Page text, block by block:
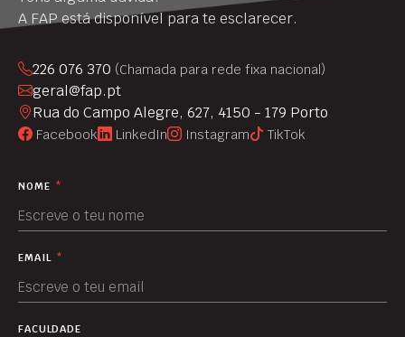
A FAP está disponível para te esclarecer.
226 076 370 (Chamada para rede fixa nacional)
geral@fap.pt
Rua do Campo Alegre, 627, 4150 - 179 Porto
Facebook LinkedIn Instagram TikTok
NOME *
EMAIL *
FACULDADE